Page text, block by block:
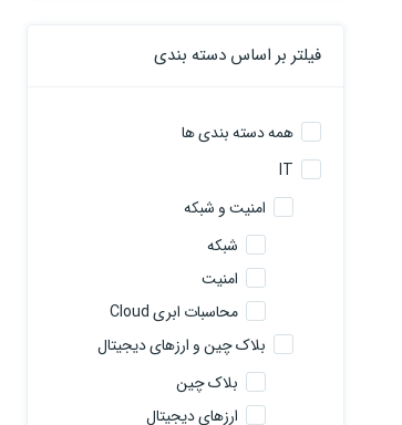
فیلتر بر اساس دسته بندی
همه دسته بندی ها
IT
امنیت و شبکه
شبکه
امنیت
محاسبات ابری Cloud
بلاک چین و ارزهای دیجیتال
بلاک چین
ارزهای دیجیتال